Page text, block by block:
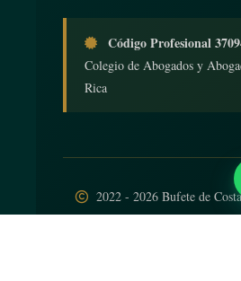
Código Profesional
Colegio de Abogados y
Rica
2022 - 2026 Bufete de
derechos